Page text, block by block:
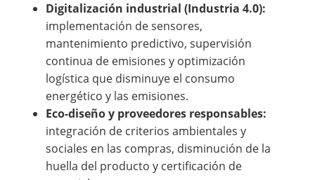
Digitalización industrial (Industria 4.0):
implementación de sensores,
mantenimiento predictivo, supervisión
continua de emisiones y optimización
logística que disminuye el consumo
energético y las emisiones.
Eco-diseño y proveedores responsables:
integración de criterios ambientales y
sociales en las compras, disminución de la
huella del producto y certificación de